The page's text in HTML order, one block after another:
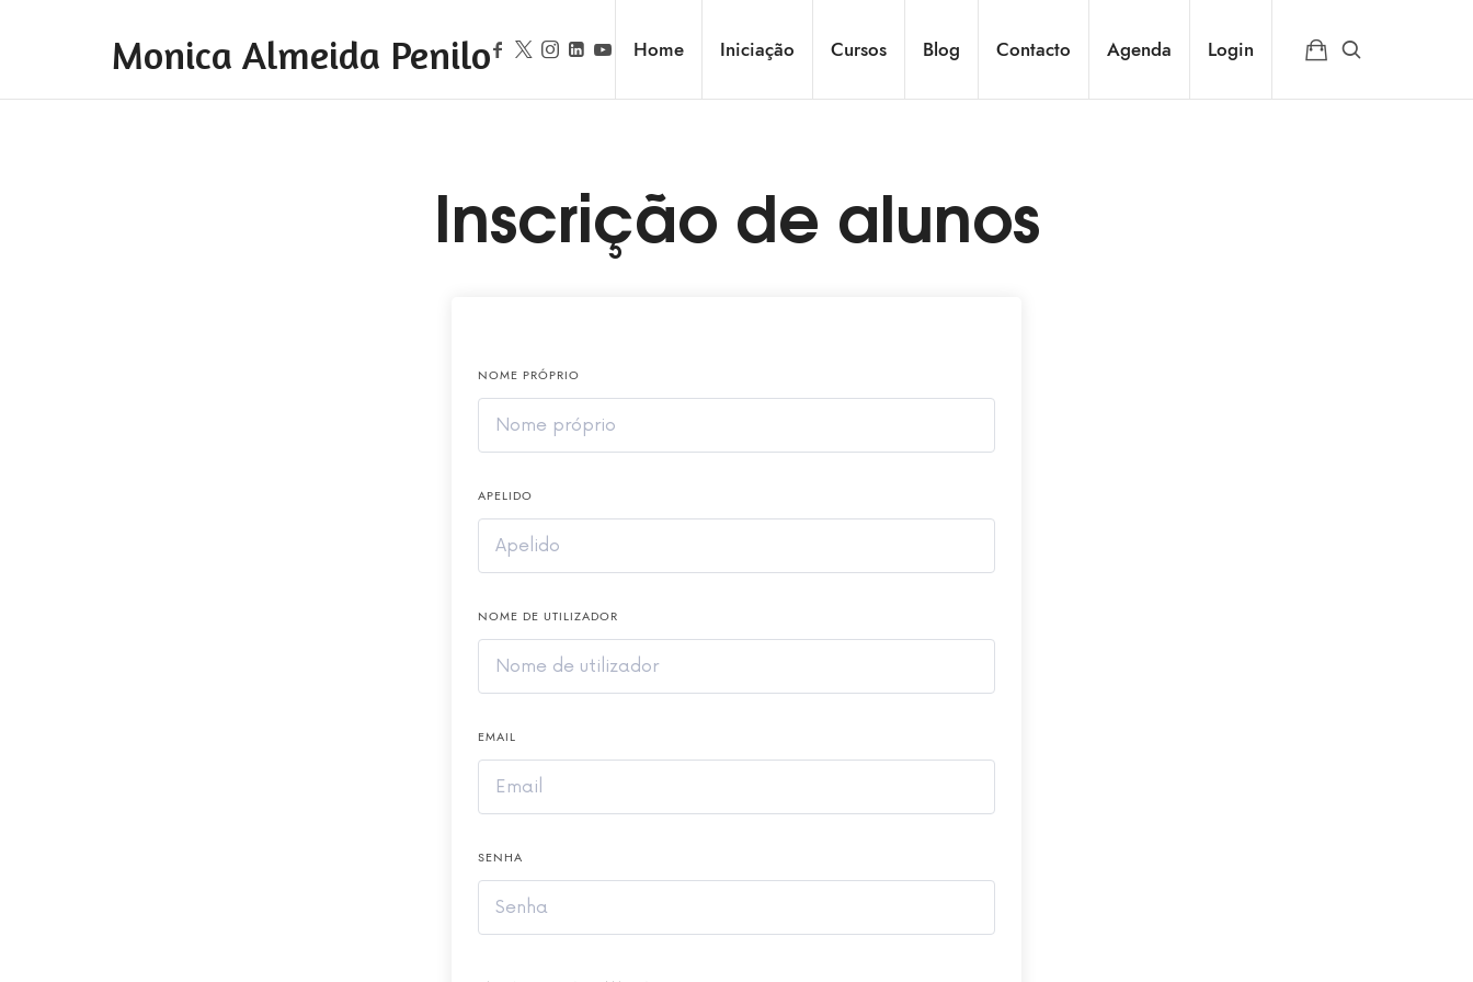
Monica Almeida Penilo Home Iniciação Cursos Blog Contacto Agenda Login
Inscrição de alunos
NOME PRÓPRIO
APELIDO
NOME DE UTILIZADOR
EMAIL
SENHA